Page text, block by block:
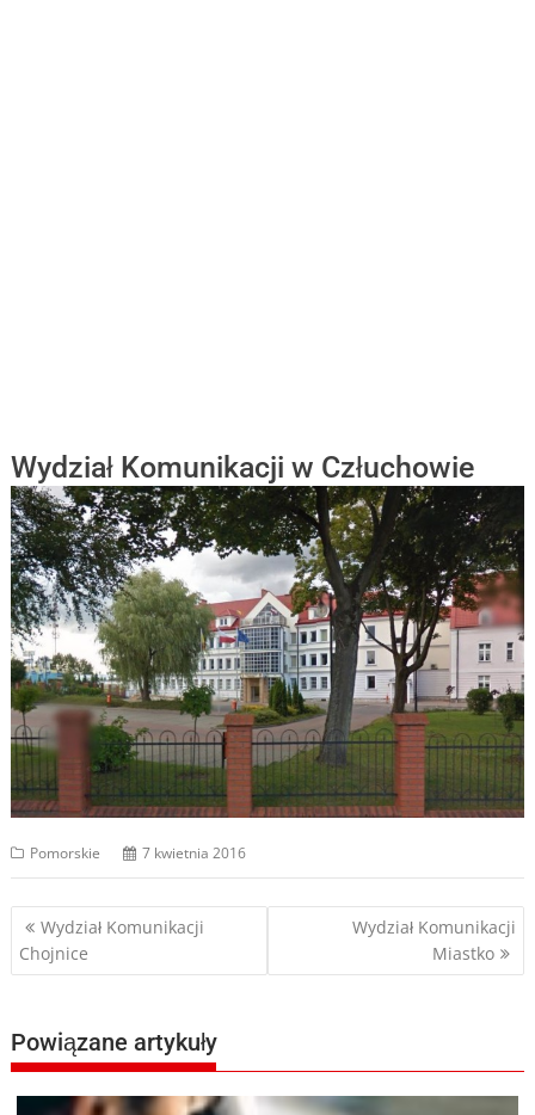
Wydział Komunikacji w Człuchowie
Pomorskie 7 kwietnia 2016
Nawigacja
wpisu
Wydział Komunikacji
Chojnice
Wydział Komunikacji
Miastko
Powiązane artykuły